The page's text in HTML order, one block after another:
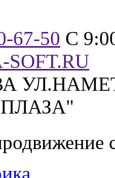
67-50 С
SOFT.RU